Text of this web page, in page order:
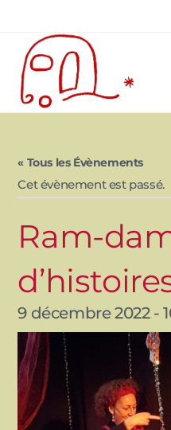
« Tous les Évènements
Cet évènement est passé.
Ram-
9 décembre 2022 -